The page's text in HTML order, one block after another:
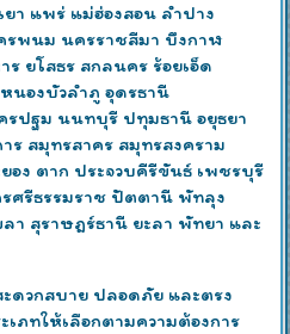
า แพร่ แม่ฮ่องสอน ลำปาง
พนม นครราชสีมา บึงกาฬ
ยโสธร สกลนคร ร้อยเอ็ด
นองบัวลำภู อุดรธานี
รปฐม นนทบุรี ปทุมธานี อยุธยา
สมุทรสาคร สมุทรสงคราม
อง ตาก ประจวบคีรีขันธ์ เพชรบุรี
ศรีธรรมราช ปัตตานี พัทลุง
า สุราษฎร์ธานี ยะลา พัทยา และ
ดวกสบาย ปลอดภัย และตรง
ภทให้เลือกตามความต้องการ